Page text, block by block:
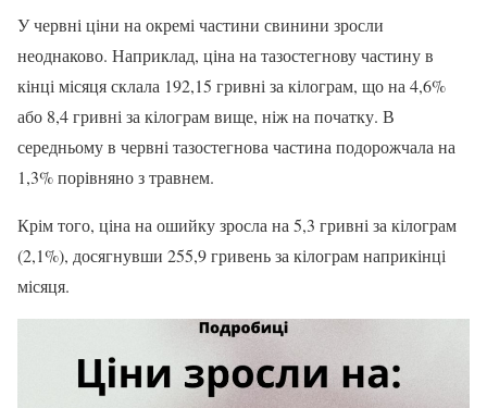
У червні ціни на окремі частини свинини зросли
неоднаково. Наприклад, ціна на тазостегнову частину в
кінці місяця склала 192,15 гривні за кілограм, що на 4,6%
або 8,4 гривні за кілограм вище, ніж на початку. В
середньому в червні тазостегнова частина подорожчала на
1,3% порівняно з травнем.
Крім того, ціна на ошийку зросла на 5,3 гривні за кілограм
(2,1%), досягнувши 255,9 гривень за кілограм наприкінці
місяця.